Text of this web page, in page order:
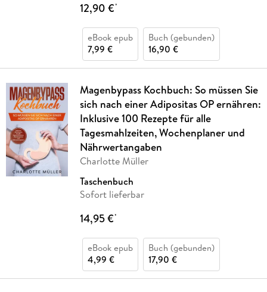
12,90 €*
eBook epub
7,99 €
Buch (gebunden)
16,90 €
Magenbypass Kochbuch: So müssen Sie
sich nach einer Adipositas OP ernähren:
Inklusive 100 Rezepte für alle
Tagesmahlzeiten, Wochenplaner und
Nährwertangaben
Charlotte Müller
Taschenbuch
Sofort lieferbar
14,95 €*
eBook epub
4,99 €
Buch (gebunden)
17,90 €